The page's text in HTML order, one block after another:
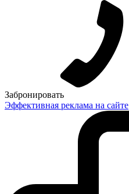
Забронировать
Эффективная реклама на сайте